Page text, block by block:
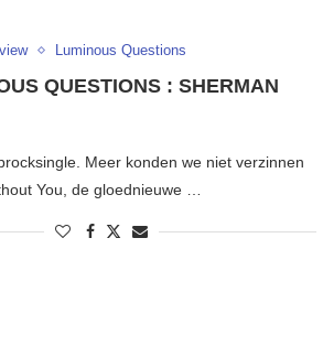
Luminous Questions
QUESTIONS : SHERMAN
Meer konden we niet verzinnen
You, de gloednieuwe …